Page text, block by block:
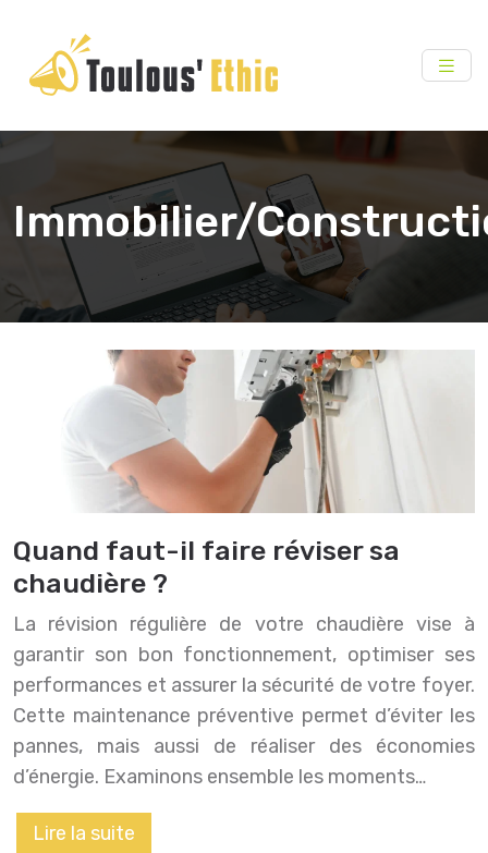
Immobilier/
Quand faut-il faire réviser sa
chaudière ?
La révision régulière de votre chaudière vise à
garantir son bon fonctionnement, optimiser ses
performances et assurer la sécurité de votre foyer.
Cette maintenance préventive permet d’éviter les
pannes, mais aussi de réaliser des économies
d’énergie. Examinons ensemble les moments…
Lire la suite